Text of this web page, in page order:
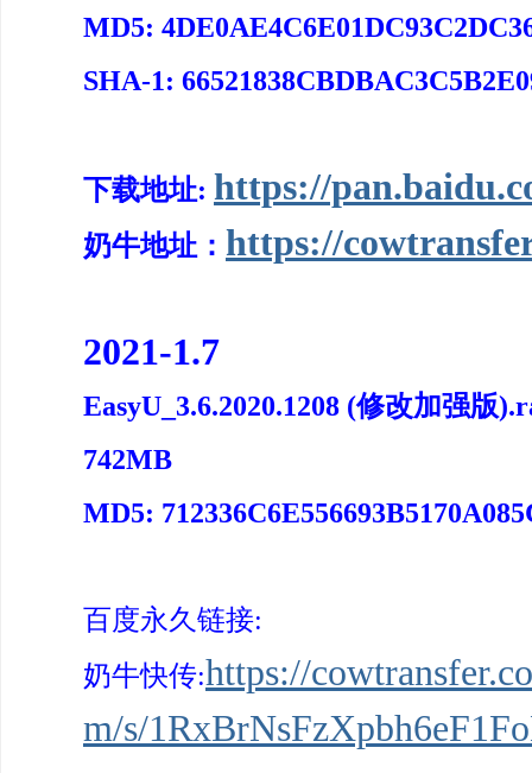
MD5:
SHA-1:
下载地址: https://
奶牛地址： https://
2021-1.7
EasyU_3.6.2020.1208 (修改加强版
742MB
MD5:
百度永久链接:
奶牛快传:https://
m/s/